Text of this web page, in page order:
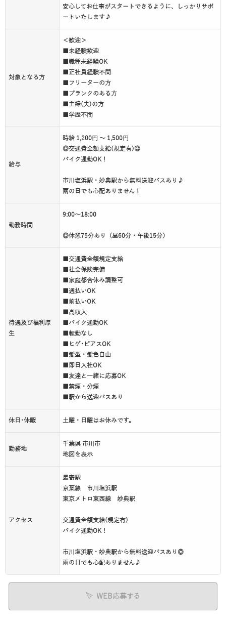
安心してお仕事がスタートできるように、しっかりサポ
ートいたします♪
対象となる方
＜歓迎＞
■未経験歓迎
■職種未経験OK
■正社員経験不問
■フリーターの方
■ブランクのある方
■主婦(夫)の方
■学歴不問
給与
時給 1,200円 ～ 1,500円
◎交通費全額支給(規定有)◎
バイク通勤OK！
市川塩浜駅・妙典駅から無料送迎バスあり♪
雨の日でも心配ありません！
勤務時間
9:00～18:00
◎休憩75分あり（昼60分・午後15分）
待遇及び福利厚
生
■交通費全額規定支給
■社会保険完備
■家庭都合休み調整可
■週払いOK
■前払いOK
■高収入
■バイク通勤OK
■転勤なし
■ヒゲ･ピアスOK
■髪型・髪色自由
■即日入社OK
■友達と一緒に応募OK
■禁煙・分煙
■駅から送迎バスあり
休日･休暇 土曜・日曜はお休みです。
勤務地
千葉県 市川市
地図を表示
アクセス
最寄駅
京葉線 市川塩浜駅
東京メトロ東西線 妙典駅
交通費全額支給(規定有)
バイク通勤OK！
市川塩浜駅・妙典駅から無料送迎バスあり◎
雨の日でも心配ありません♪
WEB応募する